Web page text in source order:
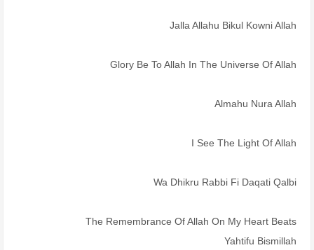
Jalla Allahu Bikul Kowni Allah
Glory Be To Allah In The Universe Of Allah
Almahu Nura Allah
I See The Light Of Allah
Wa Dhikru Rabbi Fi Daqati Qalbi
The Remembrance Of Allah On My Heart Beats
Yahtifu Bismillah